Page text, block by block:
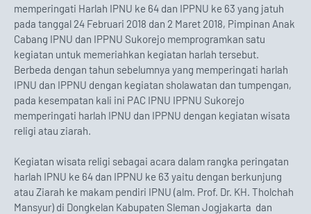
memperingati Harlah IPNU ke 64 dan IPPNU ke 63 yang jatuh
pada tanggal 24 Februari 2018 dan 2 Maret 2018, Pimpinan Anak
Cabang IPNU dan IPPNU Sukorejo memprogramkan satu
kegiatan untuk memeriahkan kegiatan harlah tersebut.
Berbeda dengan tahun sebelumnya yang memperingati harlah
IPNU dan IPPNU dengan kegiatan sholawatan dan tumpengan,
pada kesempatan kali ini PAC IPNU IPPNU Sukorejo
memperingati harlah IPNU dan IPPNU dengan kegiatan wisata
religi atau ziarah.
Kegiatan wisata religi sebagai acara dalam rangka peringatan
harlah IPNU ke 64 dan IPPNU ke 63 yaitu dengan berkunjung
atau Ziarah ke makam pendiri IPNU (alm. Prof. Dr. KH. Tholchah
Mansyur) di Dongkelan Kabupaten Sleman Jogjakarta dan